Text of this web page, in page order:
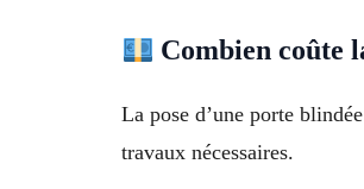
Combien coûte
La pose d’une porte
travaux nécessaires.